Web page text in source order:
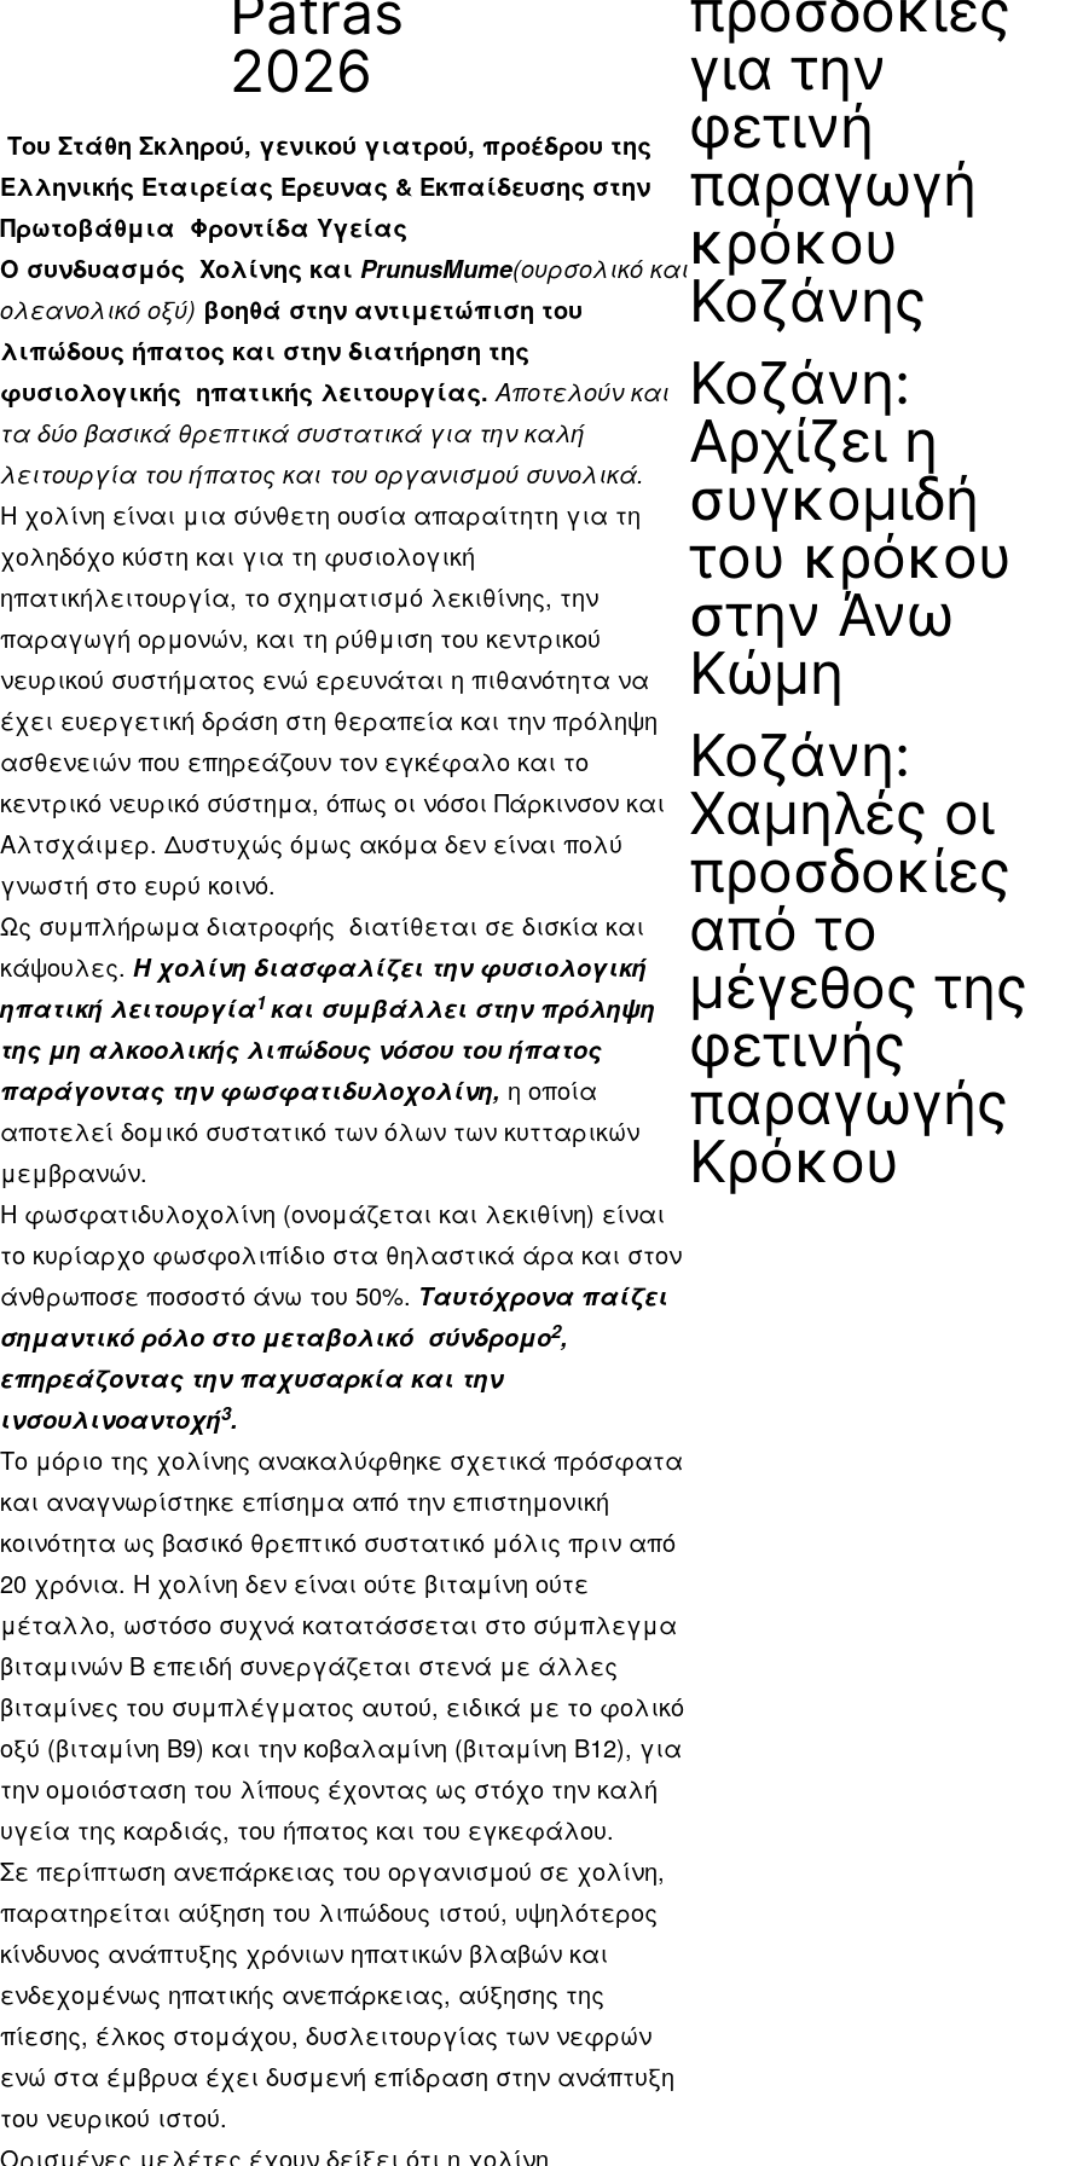
2026
Του Στάθη Σκληρού, γενικού γιατρού, προέδρου της
Ελληνικής Εταιρείας Έρευνας & Εκπαίδευσης στην
Πρωτοβάθμια Φροντίδα Υγείας
Ο συνδυασμός Χολίνης και PrunusMume(ουρσολικό και
ολεανολικό οξύ) βοηθά στην αντιμετώπιση του
λιπώδους ήπατος και στην διατήρηση της
φυσιολογικής ηπατικής λειτουργίας.Αποτελούν και
τα δύο βασικά θρεπτικά συστατικά για την καλή
λειτουργία του ήπατος και του οργανισμού συνολικά.
Η χολίνη είναι μια σύνθετη ουσία απαραίτητη για τη
χοληδόχο κύστη και για τη φυσιολογική
ηπατικήλειτουργία, το σχηματισμό λεκιθίνης, την
παραγωγή ορμονών, και τη ρύθμιση του κεντρικού
νευρικού συστήματος ενώ ερευνάται η πιθανότητα να
έχει ευεργετική δράση στη θεραπεία και την πρόληψη
ασθενειών που επηρεάζουν τον εγκέφαλο και το
κεντρικό νευρικό σύστημα, όπως οι νόσοι Πάρκινσον και
Αλτσχάιμερ. Δυστυχώς όμως ακόμα δεν είναι πολύ
γνωστή στο ευρύ κοινό.
Ως συμπλήρωμα διατροφής διατίθεται σε δισκία και
κάψουλες. Η χολίνη διασφαλίζει την φυσιολογική
ηπατική λειτουργία1και συμβάλλει στην πρόληψη
της μη αλκοολικής λιπώδους νόσου του ήπατος
παράγοντας την φωσφατιδυλοχολίνη, η οποία
αποτελεί δομικό συστατικό των όλων των κυτταρικών
μεμβρανών.
Η φωσφατιδυλοχολίνη (ονομάζεται και λεκιθίνη) είναι
το κυρίαρχο φωσφολιπίδιο στα θηλαστικά άρα και στον
άνθρωποσε ποσοστό άνω του 50%. Ταυτόχρονα παίζει
σημαντικό ρόλο στο μεταβολικό σύνδρομο2,
επηρεάζοντας την παχυσαρκία και την
ινσουλινοαντοχή3.
Το μόριο της χολίνης ανακαλύφθηκε σχετικά πρόσφατα
και αναγνωρίστηκε επίσημα από την επιστημονική
κοινότητα ως βασικό θρεπτικό συστατικό μόλις πριν από
20 χρόνια. Η χολίνη δεν είναι ούτε βιταμίνη ούτε
μέταλλο, ωστόσο συχνά κατατάσσεται στο σύμπλεγμα
βιταμινών Β επειδή συνεργάζεται στενά με άλλες
βιταμίνες του συμπλέγματος αυτού, ειδικά με το φολικό
οξύ (βιταμίνη Β9) και την κοβαλαμίνη (βιταμίνη Β12), για
την ομοιόσταση του λίπους έχοντας ως στόχο την καλή
υγεία της καρδιάς, του ήπατος και του εγκεφάλου.
Σε περίπτωση ανεπάρκειας του οργανισμού σε χολίνη,
παρατηρείται αύξηση του λιπώδους ιστού, υψηλότερος
κίνδυνος ανάπτυξης χρόνιων ηπατικών βλαβών και
ενδεχομένως ηπατικής ανεπάρκειας, αύξησης της
πίεσης, έλκος στομάχου, δυσλειτουργίας των νεφρών
ενώ στα έμβρυα έχει δυσμενή επίδραση στην ανάπτυξη
του νευρικού ιστού.
Ορισμένες μελέτες έχουν δείξει ότι η χολίνη
για την
φετινή
παραγωγή
κρόκου
Κοζάνης
Κοζάνη:
Αρχίζει η
συγκομιδή
του κρόκου
στην Άνω
Κώμη
Κοζάνη:
Χαμηλές οι
προσδοκίες
από το
μέγεθος της
φετινής
παραγωγής
Κρόκου